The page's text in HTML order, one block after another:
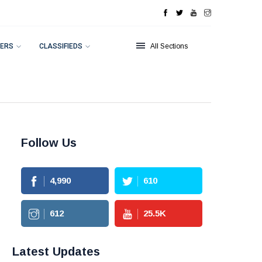
CLASSIFIEDS All Sections
Follow Us
4,990 610
612 25.5K
Latest Updates